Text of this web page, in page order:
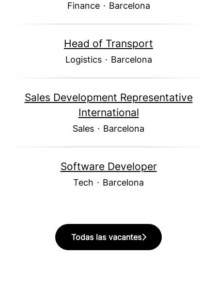
Finance · Barcelona
Head of Transport
Logistics · Barcelona
Sales Development Representative
International
Sales · Barcelona
Software Developer
Tech · Barcelona
Todas las vacantes